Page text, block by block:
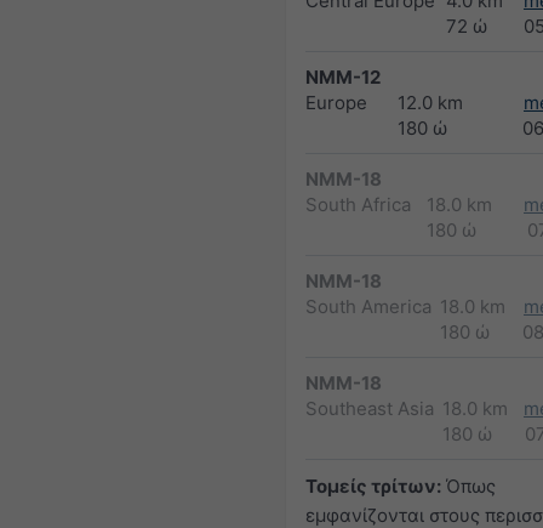
72 ώ
NMM-12
Europe
12.0 km
180 ώ
NMM-18
South Africa
18.0 km
180 ώ
NMM-18
South America 18.0 km
180 ώ
NMM-18
Southeast Asia 18.0 km
180 ώ
Τομείς τρίτων: Όπως
εμφανίζονται στους